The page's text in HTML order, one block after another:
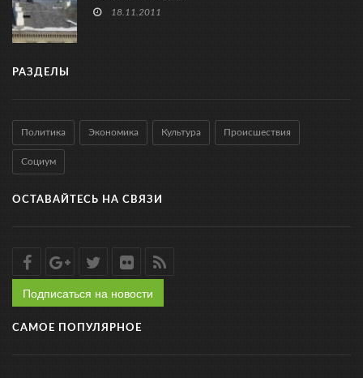
18.11.2011
РАЗДЕЛЫ
Политика Экономика Культура Происшествия
Социум
ОСТАВАЙТЕСЬ НА СВЯЗИ
Подписаться на новости
САМОЕ ПОПУЛЯРНОЕ